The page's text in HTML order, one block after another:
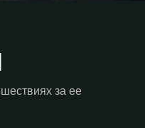
за ее